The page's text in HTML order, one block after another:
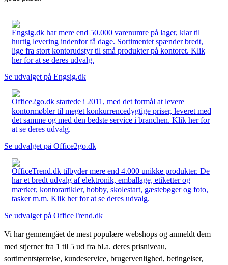
Engsig.dk har mere end 50.000 varenumre på lager, klar til
hurtig levering indenfor få dage. Sortimentet spænder bredt,
lige fra stort kontorudstyr til små produkter på kontoret. Klik
her for at se deres udvalg.
Se udvalget på Engsig.dk
Office2go.dk startede i 2011, med det formål at levere
kontormøbler til meget konkurrencedygtige priser, leveret med
det samme og med den bedste service i branchen. Klik her for
at se deres udvalg.
Se udvalget på Office2go.dk
OfficeTrend.dk tilbyder mere end 4.000 unikke produkter. De
har et bredt udvalg af elektronik, emballage, etiketter og
mærker, kontorartikler, hobby, skolestart, gæstebøger og foto,
tasker m.m. Klik her for at se deres udvalg.
Se udvalget på OfficeTrend.dk
Vi har gennemgået de mest populære webshops og anmeldt dem
med stjerner fra 1 til 5 ud fra bl.a. deres prisniveau,
sortimentstørrelse, kundeservice, brugervenlighed, betingelser,